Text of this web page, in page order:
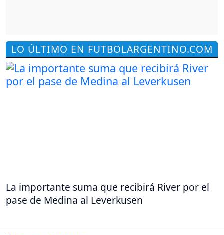
LO ÚLTIMO EN FUTBOLARGENTINO.COM
La importante suma que recibirá River por el
pase de Medina al Leverkusen